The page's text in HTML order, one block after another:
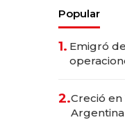
Popular
1. Emigró
2.Creció